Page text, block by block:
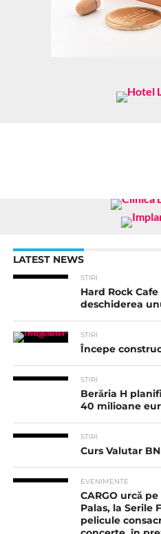
LATEST NEWS
STIRI
Hard Rock
deschiderea
STIRI
Începe
STIRI
Berăria H
40 milioane
STIRI
Curs Valutar
EVENIMENTE
CARGO urcă
Palas, la Serile
pelicule